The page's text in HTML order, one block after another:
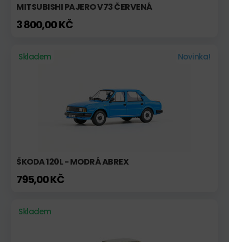
MITSUBISHI PAJERO V73 ČERVENÁ
3 800,00 KČ
Skladem Novinka!
ŠKODA 120L - MODRÁ ABREX
795,00 KČ
Skladem